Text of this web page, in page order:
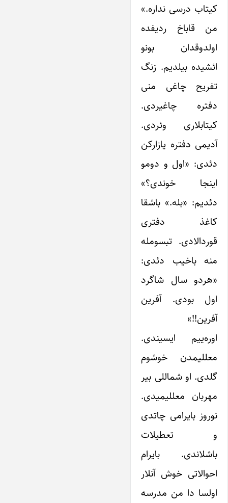
کیتاب درسی نداره.»
من قاباخ ردیفده
اولدوقدان بونو
ائشیده بیلدیم. زنگ
تفریح چاغی منی
دفتره چاغیردی.
کیتابلاری وئردی.
آدیمی دفتره یازارکن
دئدی: «اول و دومو
اینجا خوندی؟»
دئدیم: «بله.» باشقا
کاغذ دفتری
قوردالادی. تبسومله
منه باخیب دئدی:
«هردو سال شاگرد
اول بودی. آفرین
آفرین!!»
اوره‌ییم ایسیندی.
معللیمدن خوشوم
گلدی. او شماللی بیر
مهربان معللیمیدی.
نوروز بایرامی چاتدی
و تعطیلات
باشلاندی. بایرام
احوالاتی خوش آنلار
اولسا دا من مدرسه